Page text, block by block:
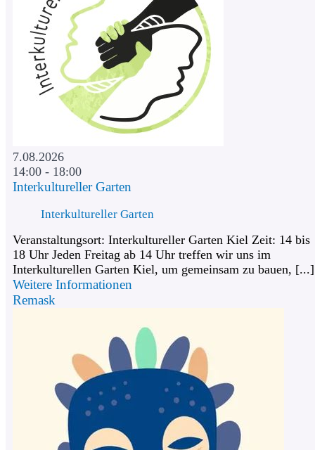
7.08.2026
14:00 - 18:00
Interkultureller Garten
Interkultureller Garten
Veranstaltungsort: Interkultureller Garten Kiel Zeit: 14 bis
18 Uhr Jeden Freitag ab 14 Uhr treffen wir uns im
Interkulturellen Garten Kiel, um gemeinsam zu bauen, [...]
Weitere Informationen
Remask